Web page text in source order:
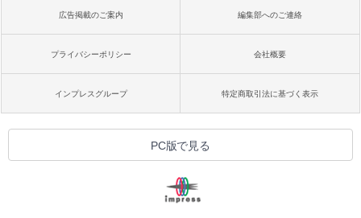
広告掲載のご案内 編集部へのご連絡
プライバシーポリシー 会社概要
インプレスグループ 特定商取引法に基づく表示
PC版で見る